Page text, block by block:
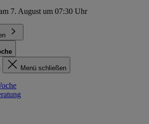
7. August um 07:30 Uhr
Menü schließen